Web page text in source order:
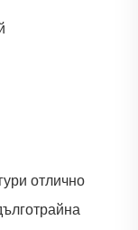
отлично